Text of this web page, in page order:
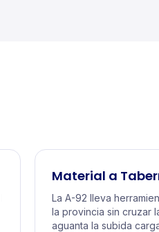
Material a
La A-92 lleva
la provincia sin cruzar
aguanta la subida